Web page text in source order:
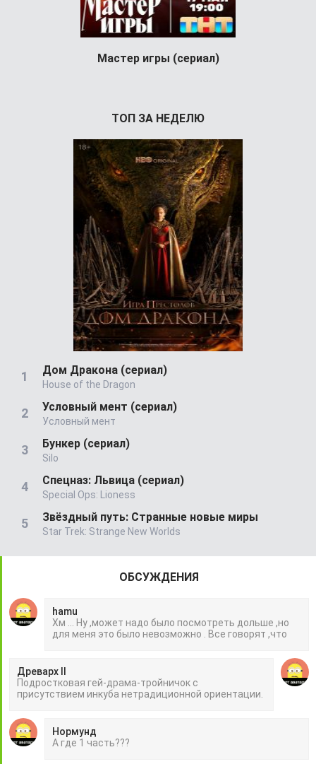
Мастер игры (сериал)
ТОП ЗА НЕДЕЛЮ
Дом Дракона (сериал)
House of the Dragon
Условный мент (сериал)
Условный мент
Бункер (сериал)
Silo
Спецназ: Львица (сериал)
Special Ops: Lioness
Звёздный путь: Странные новые миры
Star Trek: Strange New Worlds
ОБСУЖДЕНИЯ
hamu
Хм ... Ну ,может надо было посмотреть дольше ,но
для меня это было невозможно . Все говорят ,что
Древарх II
Подростковая гей-драма-тройничок с
присутствием инкуба нетрадиционной ориентации.
Нормунд
А где 1 часть???